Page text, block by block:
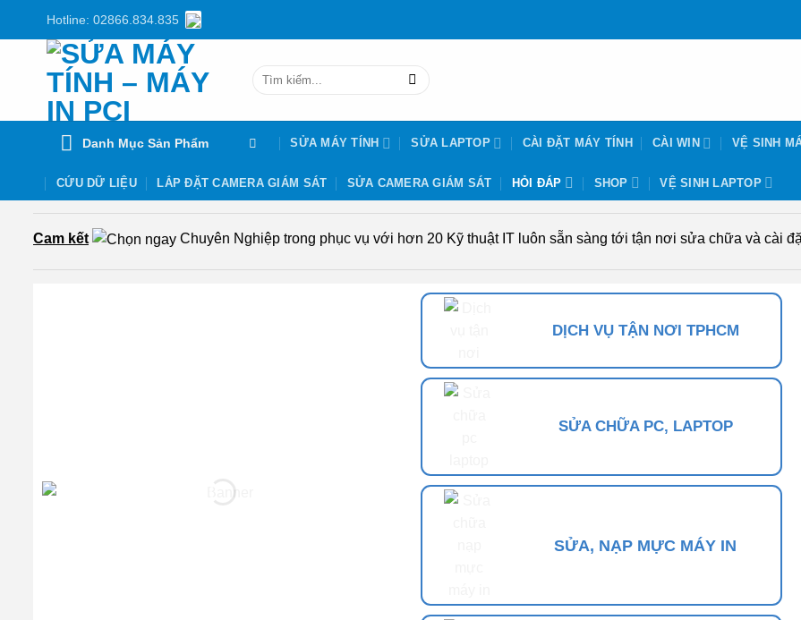
Hotline: 02866.834.835
Tìm
Danh Mục Sản Phẩm SỬA MÁY TÍNH SỬA LAPTOP CÀI ĐẶT MÁY TÍNH CÀI WIN VỆ SINH
CỨU DỮ LIỆU LẮP ĐẶT CAMERA GIÁM SÁT SỬA CAMERA GIÁM SÁT HỎI ĐÁP SHOP VỆ SINH LAPTOP
Cam kết Chuyên Nghiệp trong phục vụ với hơn 20 Kỹ thuật IT luôn sẵn sàng tới tận nơi sửa chữa và cài
DỊCH VỤ TẬN NƠI TPHCM
SỬA CHỮA PC, LAPTOP
SỬA, NẠP MỰC MÁY IN